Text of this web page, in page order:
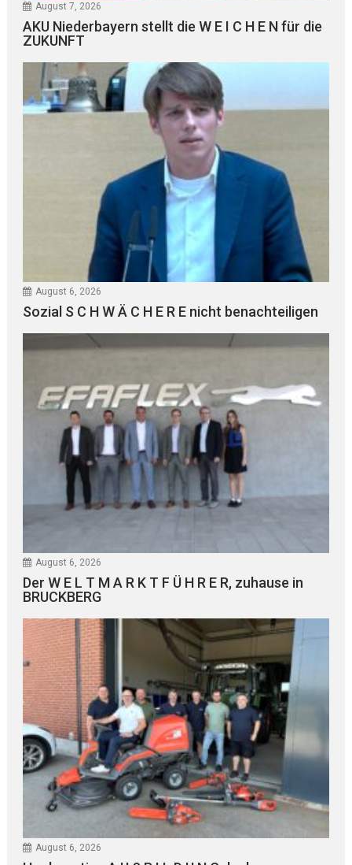
August 7, 2026
AKU Niederbayern stellt die W E I C H E N für die
ZUKUNFT
August 6, 2026
Sozial S C H W Ä C H E R E nicht benachteiligen
August 6, 2026
Der W E L T M A R K T F Ü H R E R, zuhause in
BRUCKBERG
August 6, 2026